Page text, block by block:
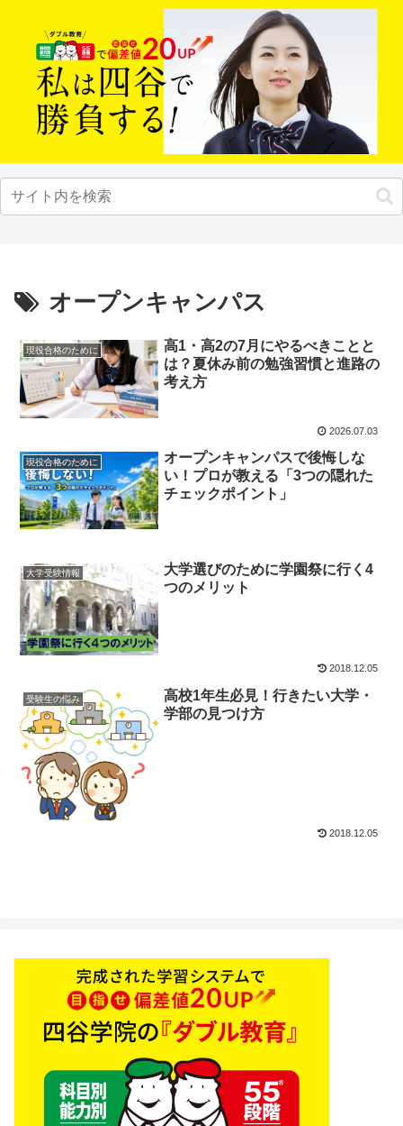
オープンキャンパス
現役合格のために
高1・高2の7月にやるべきことと
は？夏休み前の勉強習慣と進路の
考え方
2026.07.03
現役合格のために
オープンキャンパスで後悔しな
い！プロが教える「3つの隠れた
チェックポイント」
大学受験情報
大学選びのために学園祭に行く4
つのメリット
2018.12.05
受験生の悩み
高校1年生必見！行きたい大学・
学部の見つけ方
2018.12.05